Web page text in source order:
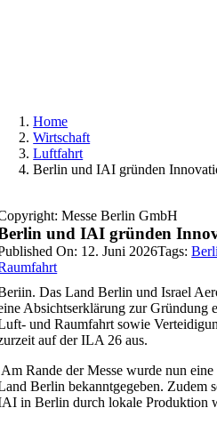
Home
Wirtschaft
Luftfahrt
Berlin und IAI gründen
Messe Berlin GmbH
und IAI gründen
On: 12. Juni 2026Tags:
Das Land Berlin und Israel
Absichtserklärung zur Gründung
und Raumfahrt sowie
auf der ILA 26 aus.
Rande der Messe wurde nun
Berlin bekanntgegeben. Zudem
in Berlin durch lokale Produktion